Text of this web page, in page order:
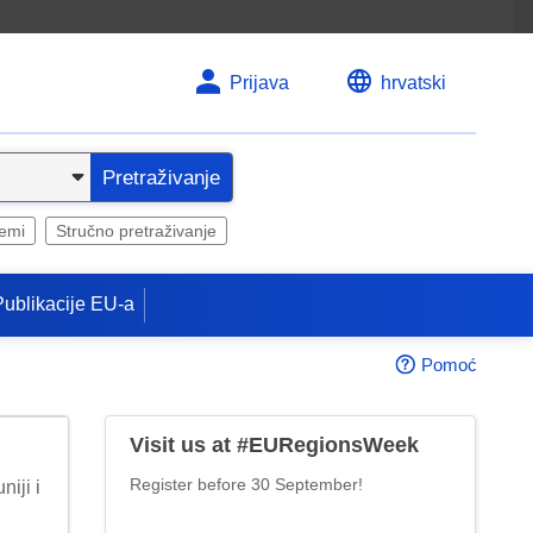
Prijava hrvatski
Pretraživanje
Stručno pretraživanje
EU-a
Pomoć
i
Visit us at #EURegionsWeek
Register before 30 September!